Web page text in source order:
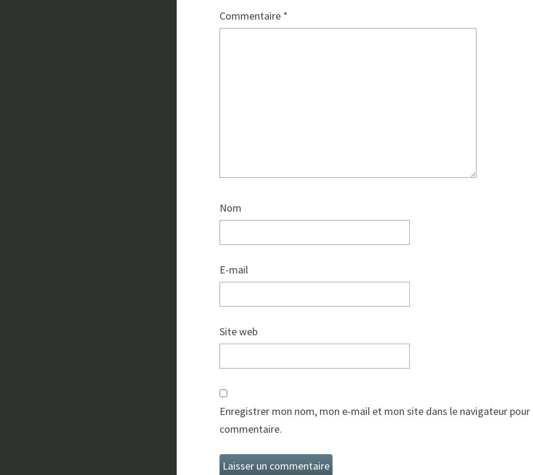
Commentaire *
Nom
E-mail
Site web
Enregistrer mon nom, mon e-mail et mon site dans le navigateur pour
commentaire.